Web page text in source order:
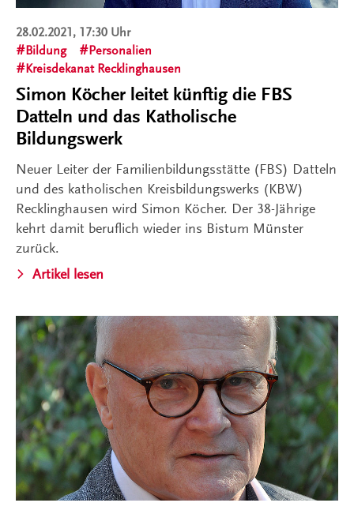
28.02.2021, 17:30 Uhr
Bildung
Personalien
Kreisdekanat Recklinghausen
Simon Köcher leitet künftig die FBS
Datteln und das Katholische
Bildungswerk
Neuer Leiter der Familienbildungsstätte (FBS) Datteln
und des katholischen Kreisbildungswerks (KBW)
Recklinghausen wird Simon Köcher. Der 38-Jährige
kehrt damit beruflich wieder ins Bistum Münster
zurück.
Artikel lesen